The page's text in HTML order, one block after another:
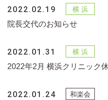
2022.02.19
院長交代のお知らせ
2022.01.31
2022年2月 横浜クリニック
2022.01.24